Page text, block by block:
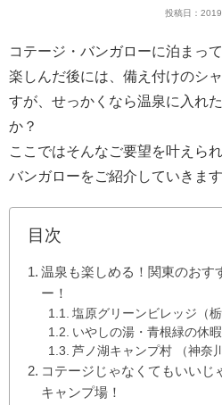
投稿日：
コテージ・バンガローに泊まっ
楽しんだ後には、備え付けのシ
すが、せっかくなら温泉に入れ
か？
ここではそんなご要望を叶えら
バンガローをご紹介していきます
目次
温泉も楽しめる！関東のおす
ー！
塩原グリーンビレッジ（栃
いやしの湯・青根緑の休
芦ノ湖キャンプ村 （神奈
コテージじゃなくてもいいじ
キャンプ場！